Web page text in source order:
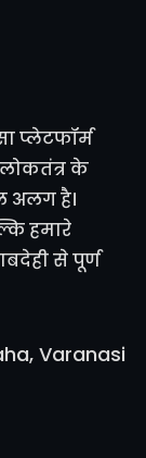
प्लेटफॉर्म
लोकतंत्र के
अलग है।
हमारे
से पूर्ण
Varanasi